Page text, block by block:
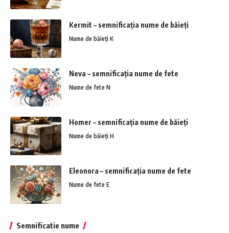
Kermit – semnificația nume de băieți
Nume de băieți K
Neva – semnificația nume de fete
Nume de fete N
Homer – semnificația nume de băieți
Nume de băieți H
Eleonora – semnificația nume de fete
Nume de fete E
Semnificatie nume